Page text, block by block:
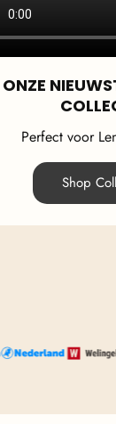
ONZE
Perfect voor
Shop